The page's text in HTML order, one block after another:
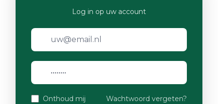
Log in op uw account
Onthoud mij Wachtwoord vergeten?